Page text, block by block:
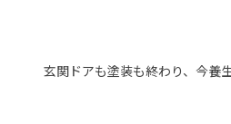
玄関ドアも塗装も終わり、今養